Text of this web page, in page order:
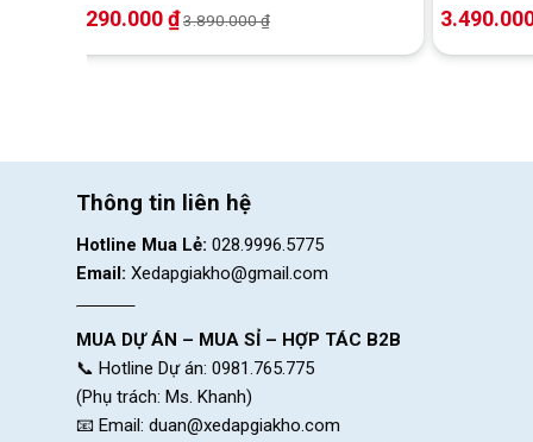
Gạc đĩa trước
3.290.000₫3.890.000₫
Thông tin liên hệ
Hotline Mua Lẻ: 028.9996.5775
Email: Xedapgiakho@gmail.com
MUA DỰ ÁN – MUA SỈ – HỢP TÁC B2B
📞 Hotline Dự án: 0981.765.775
(Phụ trách: Ms. Khanh)
📧 Email: duan@xedapgiakho.com